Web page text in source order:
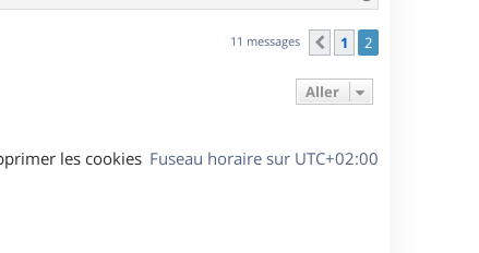
a
u
11 messages Précédent
1 2
Aller
Fuseau horaire sur UTC+02:00
les cookies